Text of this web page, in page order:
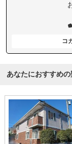
コ
あなたにおすすめ